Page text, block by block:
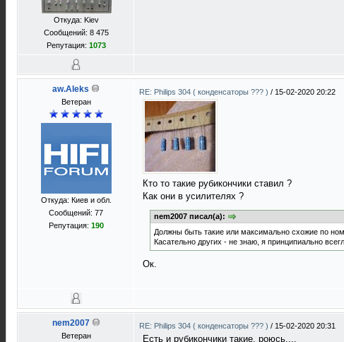
Откуда: Kiev
Сообщений: 8 475
Репутация: 1073
aw.Aleks
Ветеран
Откуда: Киев и обл.
Сообщений: 77
Репутация: 190
RE: Philips 304 ( конденсаторы ??? ) / 15-02-2020 20:22
Кто то такие рубикончики ставил ?
Как они в усилителях ?
nem2007 писал(а):
Должны быть такие или максимально схожие по
Касательно других - не знаю, я принципиально
Ок.
nem2007
Ветеран
RE: Philips 304 ( конденсаторы ??? ) / 15-02-2020 20:31
Есть и рубикончики такие, роюсь....